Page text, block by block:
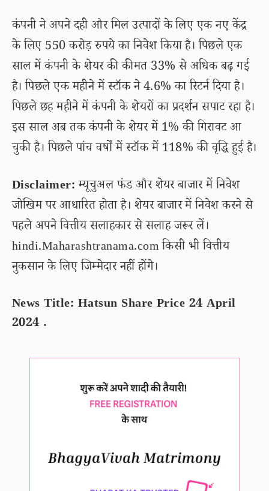
कंपनी ने अपने दही और मिल उत्पादों के लिए एक नए केंद्र
के लिए 550 करोड़ रुपये का निवेश किया है। पिछले एक
साल में कंपनी के शेयर की कीमत 33% से अधिक बढ़ गई
है। पिछले एक महीने में स्टॉक ने 4.6% का रिटर्न दिया है।
पिछले छह महीने में कंपनी के शेयरों का प्रदर्शन सपाट रहा है।
इस साल अब तक कंपनी के शेयर में 1% की गिरावट आ
चुकी है। पिछले पांच वर्षों में स्टॉक में 118% की वृद्धि हुई है।
Disclaimer:म्यूचुअल फंड और शेयर बाजार में निवेश
जोखिम पर आधारित होता है। शेयर बाजार में निवेश करने से
पहले अपने वित्तीय सलाहकार से सलाह जरूर लें।
hindi.Maharashtranama.com किसी भी वित्तीय
नुकसान के लिए जिम्मेदार नहीं होंगे।
News Title: Hatsun Share Price 24 April
2024 .